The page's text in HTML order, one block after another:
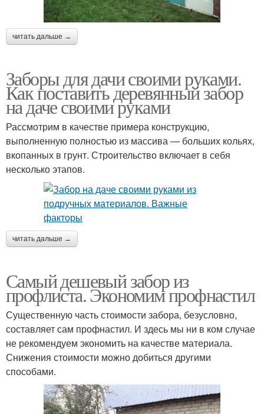
читать дальше →
Заборы для дачи своими руками.
Как поставить деревянный забор
на даче своими руками
Рассмотрим в качестве примера конструкцию,
выполненную полностью из массива — больших кольях,
вкопанных в грунт. Строительство включает в себя
несколько этапов.
читать дальше →
Самый дешевый забор из
профлиста. Экономим профнастил
Существенную часть стоимости забора, безусловно,
составляет сам профнастил. И здесь мы ни в ком случае
не рекомендуем экономить на качестве материала.
Снижения стоимости можно добиться другими
способами.